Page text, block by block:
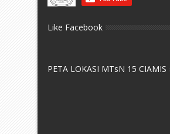
Like Facebook
PETA LOKASI MTsN 15 CIAMIS